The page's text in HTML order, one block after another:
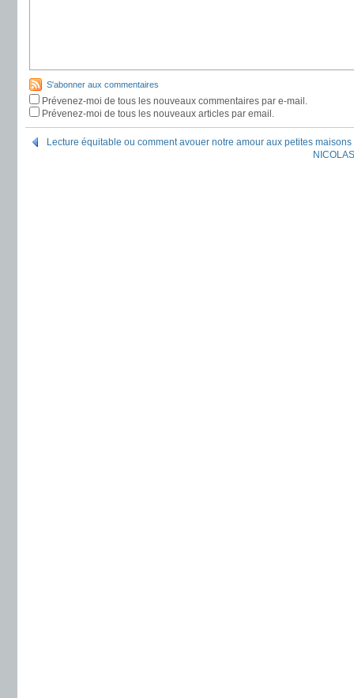
S'abonner aux commentaires
Prévenez-moi de tous les nouveaux commentaires par e-mail.
Prévenez-moi de tous les nouveaux articles par email.
Lecture équitable ou comment avouer notre amour aux petites